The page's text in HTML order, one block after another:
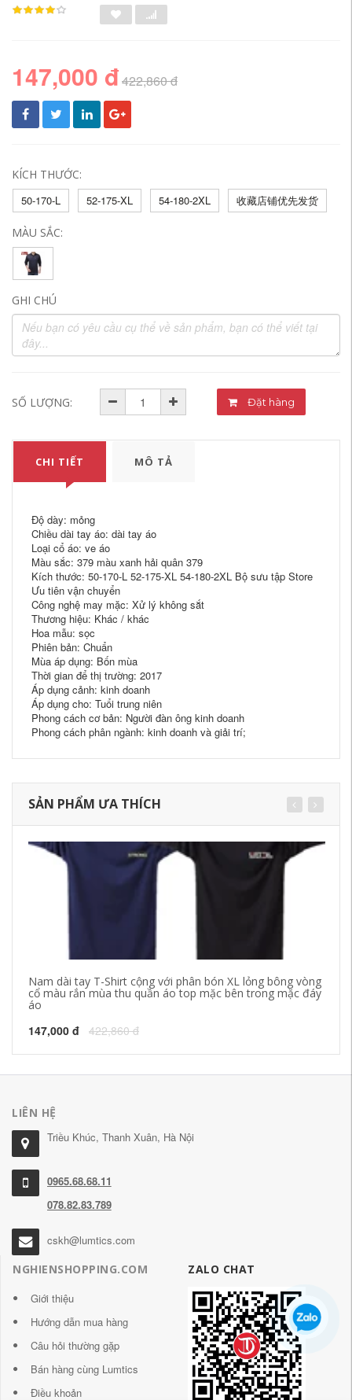
147,000 đ422,860 đ
KÍCH THƯỚC:
50-170-L
52-175-XL 54-180-2XL 收藏店铺优先发货
MÀU SẮC:
GHI CHÚ
SỐ LƯỢNG: Đặt hàng
CHI TIẾT MÔ TẢ
Độ dày: mỏng
Chiều dài tay áo: dài tay áo
Loại cổ áo: ve áo
Màu sắc: 379 màu xanh hải quân 379
Kích thước: 50-170-L 52-175-XL 54-180-2XL Bộ sưu tập Store
Ưu tiên vận chuyển
Công nghệ may mặc: Xử lý không sắt
Thương hiệu: Khác / khác
Hoa mẫu: sọc
Phiên bản: Chuẩn
Mùa áp dụng: Bốn mùa
Thời gian để thị trường: 2017
Áp dụng cảnh: kinh doanh
Áp dụng cho: Tuổi trung niên
Phong cách cơ bản: Người đàn ông kinh doanh
Phong cách phân ngành: kinh doanh và giải trí;
SẢN PHẨM ƯA THÍCH
Nam dài tay T-Shirt cộng với phân bón XL lỏng bông vòng
cổ màu rắn mùa thu quần áo top mặc bên trong mặc đáy
áo
147,000 đ 422,860 đ
LIÊN HỆ
Triều Khúc, Thanh Xuân, Hà Nội
0965.68.68.11
078.82.83.789
cskh@lumtics.com
NGHIENSHOPPING.COM
Giới thiệu
Hướng dẫn mua hàng
Câu hỏi thường gặp
Bán hàng cùng Lumtics
Điều khoản
ZALO CHAT